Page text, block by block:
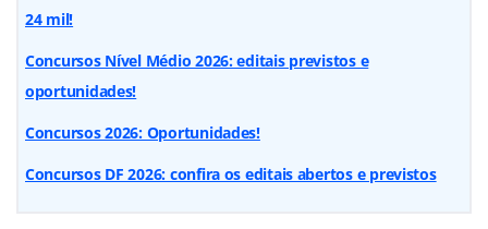
24 mil!
Concursos Nível Médio 2026: editais previstos e
oportunidades!
Concursos 2026: Oportunidades!
Concursos DF 2026: confira os editais abertos e previstos